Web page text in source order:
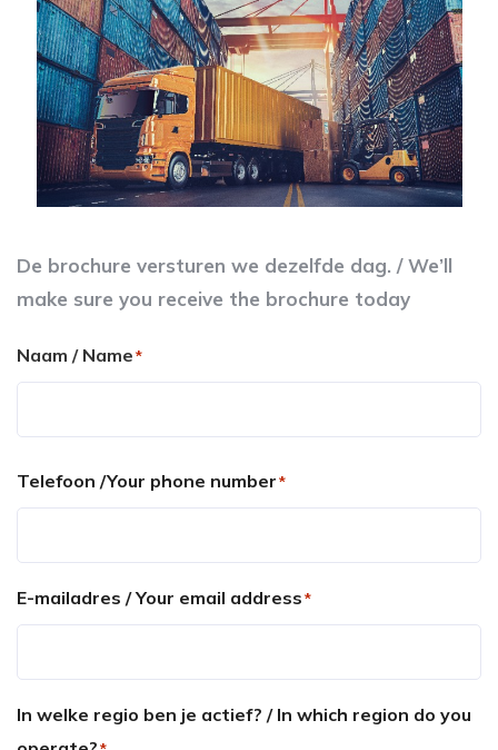
De brochure versturen we dezelfde dag. / We’ll
make sure you receive the brochure today
Naam / Name*
Telefoon /Your phone number*
E-mailadres / Your email address*
In welke regio ben je actief? / In which region do you